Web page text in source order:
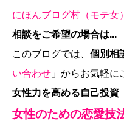
にほんブログ村（モテ女）
相談をご希望の場合は...
このブログでは、 個別相
い合わせ 」からお気軽に
女性力を高める自己投資
女性のための恋愛技